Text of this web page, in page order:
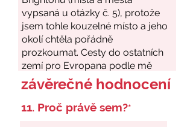
závěrečné hodnocení
11. Proč právě sem?*